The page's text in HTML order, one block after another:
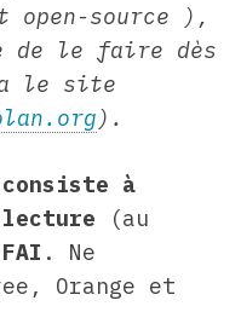
open-source ),
de le faire dès
le site
).
à
(au
. Ne
Orange et